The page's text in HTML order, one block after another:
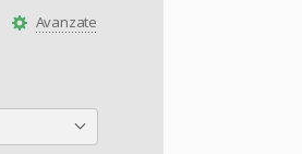
Avanzate